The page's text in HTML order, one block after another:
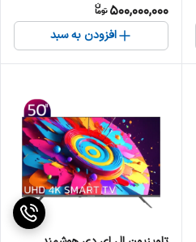
500,000,000
افزودن به سبد